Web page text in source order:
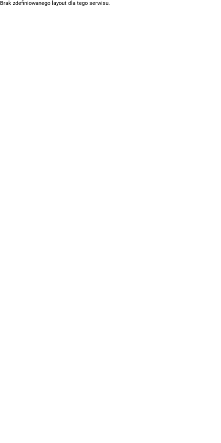
Brak zdefiniowanego layout dla tego serwisu.